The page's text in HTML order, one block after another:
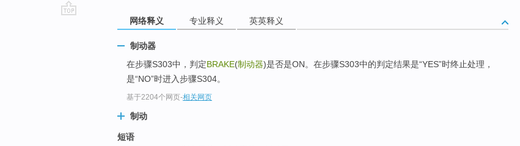
网络释义 专业释义 英英释义
制动器
在步骤S303中，判定BRAKE(制动器)是否是ON。在步骤S303中的判定结果是“YES”时终止处理，
是“NO”时进入步骤S304。
基于2204个网页-相关网页
制动
短语